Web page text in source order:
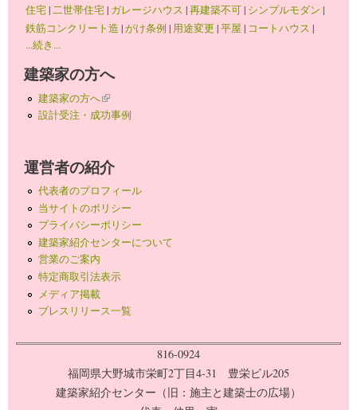
住宅|二世帯住宅| ガレージハウス |再建築不可| シンプルモダン |
鉄筋コンクリート造 |がけ条例 | 用途変更 |平屋 | コートハウス |
...続き...
建築家の方へ
建築家の方へ(link is external)
設計受注・成功事例
運営者の紹介
代表者のプロフィール
当サイトのポリシー
プライバシーポリシー
建築家紹介センターについて
営業のご案内
特定商取引法表示
メディア掲載
プレスリリース一覧
816-0924
福岡県大野城市栄町2丁目4-31 豊栄ビル205
建築家紹介センター（旧：施主と建築士の広場）